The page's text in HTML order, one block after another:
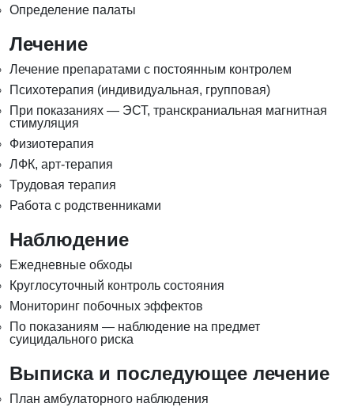
Определение палаты
Лечение
Лечение препаратами с постоянным контролем
Психотерапия (индивидуальная, групповая)
При показаниях — ЭСТ, транскраниальная магнитная
стимуляция
Физиотерапия
ЛФК, арт-терапия
Трудовая терапия
Работа с родственниками
Наблюдение
Ежедневные обходы
Круглосуточный контроль состояния
Мониторинг побочных эффектов
По показаниям — наблюдение на предмет
суицидального риска
Выписка и последующее лечение
План амбулаторного наблюдения